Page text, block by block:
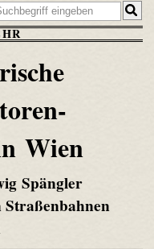
Wien
Spängler